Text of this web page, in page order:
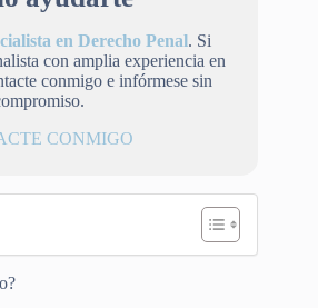
en Derecho Penal. Si
con amplia experiencia en
conmigo e infórmese sin
CONMIGO